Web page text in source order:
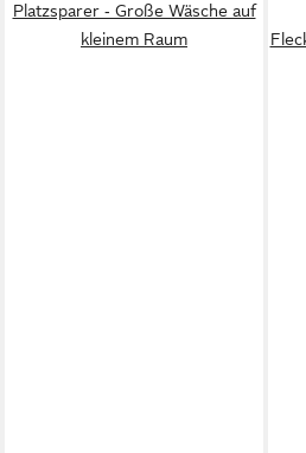
Platzsparer ‑ Große Wäsche auf
kleinem Raum